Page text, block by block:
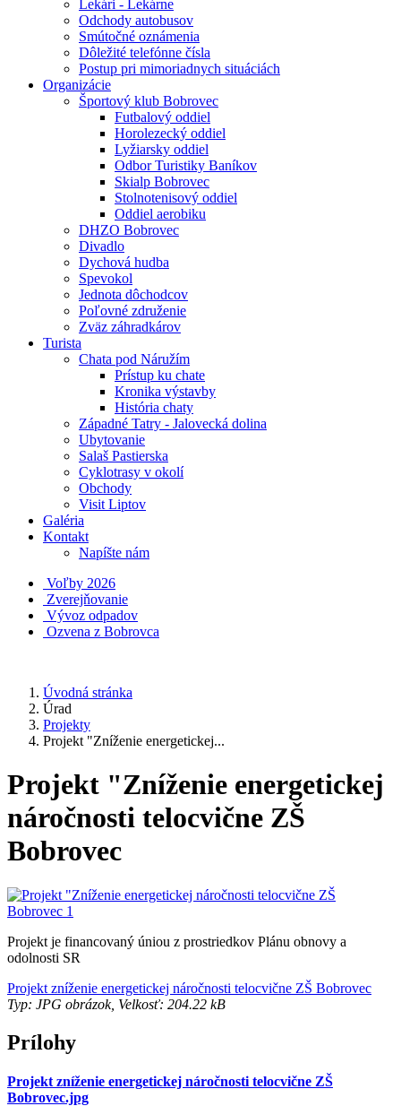
Lekári - Lekárne
Odchody autobusov
Smútočné oznámenia
Dôležité telefónne čísla
Postup pri mimoriadnych situáciách
Organizácie
Športový klub Bobrovec
Futbalový oddiel
Horolezecký oddiel
Lyžiarsky oddiel
Odbor Turistiky Baníkov
Skialp Bobrovec
Stolnotenisový oddiel
Oddiel aerobiku
DHZO Bobrovec
Divadlo
Dychová hudba
Spevokol
Jednota dôchodcov
Poľovné združenie
Zväz záhradkárov
Turista
Chata pod Náružím
Prístup ku chate
Kronika výstavby
História chaty
Západné Tatry - Jalovecká dolina
Ubytovanie
Salaš Pastierska
Cyklotrasy v okolí
Obchody
Visit Liptov
Galéria
Kontakt
Napíšte nám
Voľby 2026
Zverejňovanie
Vývoz odpadov
Ozvena z Bobrovca
Úvodná stránka
Úrad
Projekty
Projekt "Zníženie energetickej...
Projekt "Zníženie energetickej
náročnosti telocvične ZŠ
Bobrovec
Projekt je financovaný úniou z prostriedkov Plánu obnovy a
odolnosti SR
Projekt zníženie energetickej náročnosti telocvične ZŠ Bobrovec
Typ: JPG obrázok, Velkosť: 204.22 kB
Prílohy
Projekt zníženie energetickej náročnosti telocvične ZŠ
Bobrovec.jpg